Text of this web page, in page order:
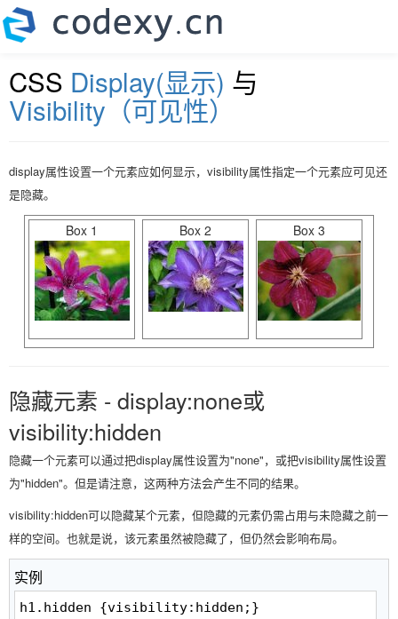
CSS Display(显示) 与
Visibility（可见性）
display属性设置一个元素应如何显示，visibility属性指定一个元素应可见还
是隐藏。
Box 1 Box 2 Box 3
隐藏元素 - display:none或
visibility:hidden
隐藏一个元素可以通过把display属性设置为"none"，或把visibility属性设置
为"hidden"。但是请注意，这两种方法会产生不同的结果。
visibility:hidden可以隐藏某个元素，但隐藏的元素仍需占用与未隐藏之前一
样的空间。也就是说，该元素虽然被隐藏了，但仍然会影响布局。
实例
h1.hidden {visibility:hidden;}